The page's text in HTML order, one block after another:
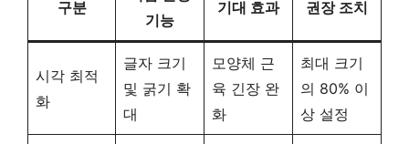
구분
기능
기대 효과 권장 조치
시각 최적
화
글자 크기
및 굵기 확
대
모양체 근
육 긴장 완
화
최대 크기
의 80% 이
상 설정